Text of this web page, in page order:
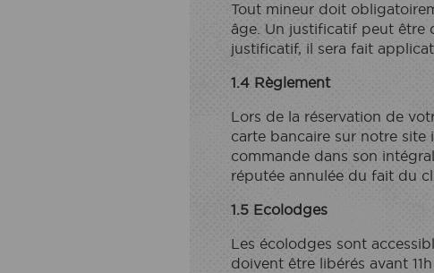
Tout mineur doit
âge. Un justificatif peut être
justificatif, il sera fait
1.4 Règlement
Lors de la réservation de
carte bancaire sur notre site
commande dans son
réputée annulée du fait du
1.5 Ecolodges
Les écolodges sont
doivent être libérés avant